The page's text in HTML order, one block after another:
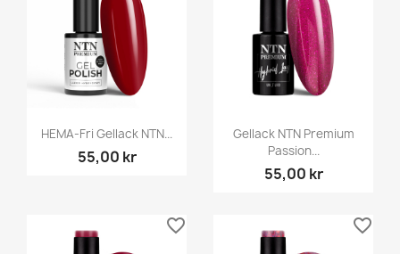
HEMA-Fri Gellack NTN...
55,00 kr
Gellack NTN Premium
Passion...
55,00 kr
favorite_border favorite_border